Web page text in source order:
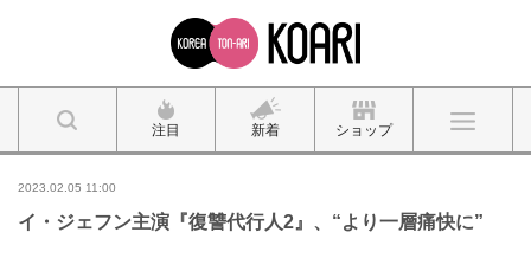
注目 新着 ショップ
2023.02.05 11:00
イ・ジェフン主演『復讐代行人2』、“より一層痛快に”